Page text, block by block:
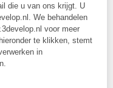
die u van ons krijgt. U
We behandelen
voor meer
te klikken, stemt
in